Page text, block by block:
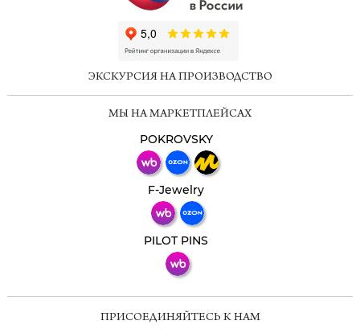
ЭКСКУРСИЯ НА ПРОИЗВОДСТВО
МЫ НА МАРКЕТПЛЕЙСАХ
POKROVSKY
F-Jewelry
PILOT PINS
ПРИСОЕДИНЯЙТЕСЬ К НАМ